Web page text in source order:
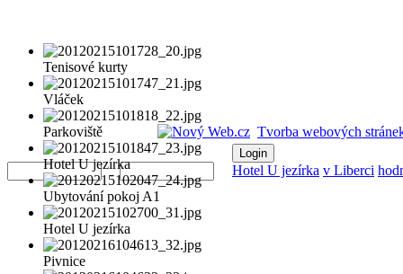
Tenisové kurty
Vláček
Parkoviště
Hotel U jezírka
Ubytování pokoj A1
Hotel U jezírka
Pivnice
Tvorba webových
Username
Password
Hotel U jezírka v Liberci